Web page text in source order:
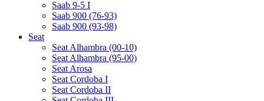
Saab 9-5 I
Saab 900 (76-93)
Saab 900 (93-98)
Seat
Seat Alhambra (00-10)
Seat Alhambra (95-00)
Seat Arosa
Seat Cordoba I
Seat Cordoba II